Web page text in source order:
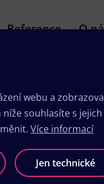
Reference O
webu a
souhlasíte s jejich
Více informací
Jen technické